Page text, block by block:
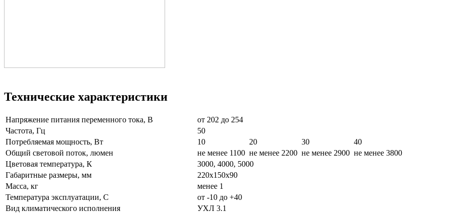
Технические характеристики
Напряжение питания переменного тока, В
от 202 до 254
Частота, Гц
50
Потребляемая мощность, Вт
10 20 30
40
Общий световой поток, люмен
не менее 1100 не менее 2200 не менее 2900 не менее 3800
Цветовая температура, К
3000, 4000, 5000
Габаритные размеры, мм
220х150х90
Масса, кг
менее 1
Температура эксплуатации, С
от -10 до +40
Вид климатического исполнения
УХЛ 3.1